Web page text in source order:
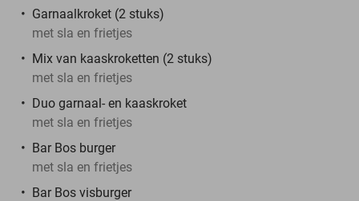
Garnaalkroket (2 stuks)
met sla en frietjes
Mix van kaaskroketten (2 stuks)
met sla en frietjes
Duo garnaal- en kaaskroket
met sla en frietjes
Bar Bos burger
met sla en frietjes
Bar Bos visburger